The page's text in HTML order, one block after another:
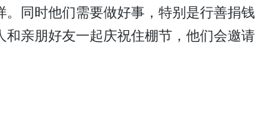
同时他们需要做好事，特别是行善捐钱
亲朋好友一起庆祝住棚节，他们会邀请